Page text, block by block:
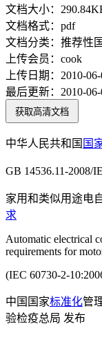
文档大小：
文档格式： pdf
文档分类： 推荐性
上传会员： cook
上传日期： 2010-
最后更新： 2010-
获取高清文档
中华人民共和国 国
GB 14536.11-2008/
家用和类似用途电
求
Automatic electrical
requirements for
(IEC 60730-2-
中国国家标准化管
验检疫总局 发布